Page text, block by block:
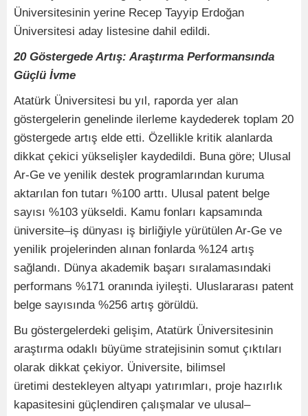
Üniversitesinin yerine Recep Tayyip Erdoğan
Üniversitesi aday listesine dahil edildi.
20 Göstergede Artış: Araştırma Performansında
Güçlü İvme
Atatürk Üniversitesi bu yıl, raporda yer alan
göstergelerin genelinde ilerleme kaydederek toplam 20
göstergede artış elde etti. Özellikle kritik alanlarda
dikkat çekici yükselişler kaydedildi. Buna göre; Ulusal
Ar-Ge ve yenilik destek programlarından kuruma
aktarılan fon tutarı %100 arttı. Ulusal patent belge
sayısı %103 yükseldi. Kamu fonları kapsamında
üniversite–iş dünyası iş birliğiyle yürütülen Ar-Ge ve
yenilik projelerinden alınan fonlarda %124 artış
sağlandı. Dünya akademik başarı sıralamasındaki
performans %171 oranında iyileşti. Uluslararası patent
belge sayısında %256 artış görüldü.
Bu göstergelerdeki gelişim, Atatürk Üniversitesinin
araştırma odaklı büyüme stratejisinin somut çıktıları
olarak dikkat çekiyor. Üniversite, bilimsel
üretimi destekleyen altyapı yatırımları, proje hazırlık
kapasitesini güçlendiren çalışmalar ve ulusal–